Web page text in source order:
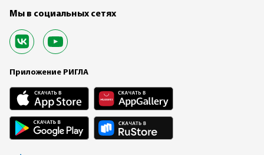
Мы в социальных сетях
Приложение РИГЛА